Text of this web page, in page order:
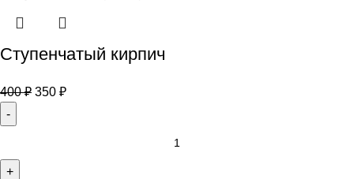
Ступенчатый кирпич
400₽ 350 ₽